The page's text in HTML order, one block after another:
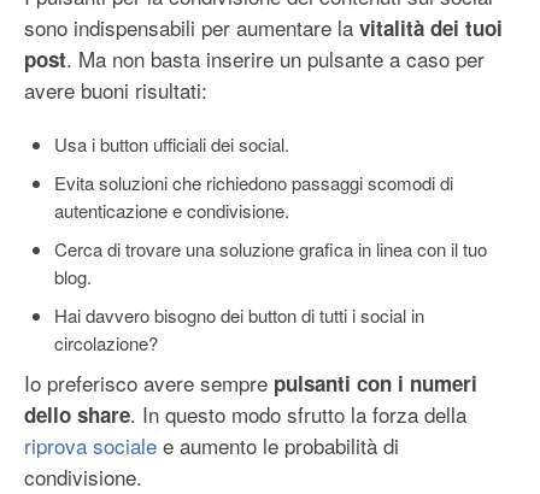
sono indispensabili per aumentare la vitalità dei tuoi
post. Ma non basta inserire un pulsante a caso per
avere buoni risultati:
Usa i button ufficiali dei social.
Evita soluzioni che richiedono passaggi scomodi di
autenticazione e condivisione.
Cerca di trovare una soluzione grafica in linea con il tuo
blog.
Hai davvero bisogno dei button di tutti i social in
circolazione?
Io preferisco avere sempre pulsanti con i numeri
dello share. In questo modo sfrutto la forza della
riprova sociale e aumento le probabilità di
condivisione.